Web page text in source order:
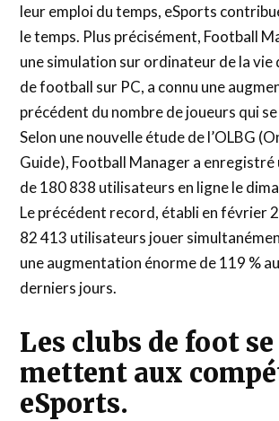
leur emploi du temps, eSports
le temps. Plus précisément, Football
une simulation sur ordinateur de la vie
de football sur PC, a connu une
précédent du nombre de joueurs qui
Selon une nouvelle étude de l’OLBG
Guide), Football Manager a enregistré
de 180 838 utilisateurs en ligne le
Le précédent record, établi en février
82 413 utilisateurs jouer
une augmentation énorme de 119 %
derniers jours.
Les clubs de foot se
mettent aux
eSports.